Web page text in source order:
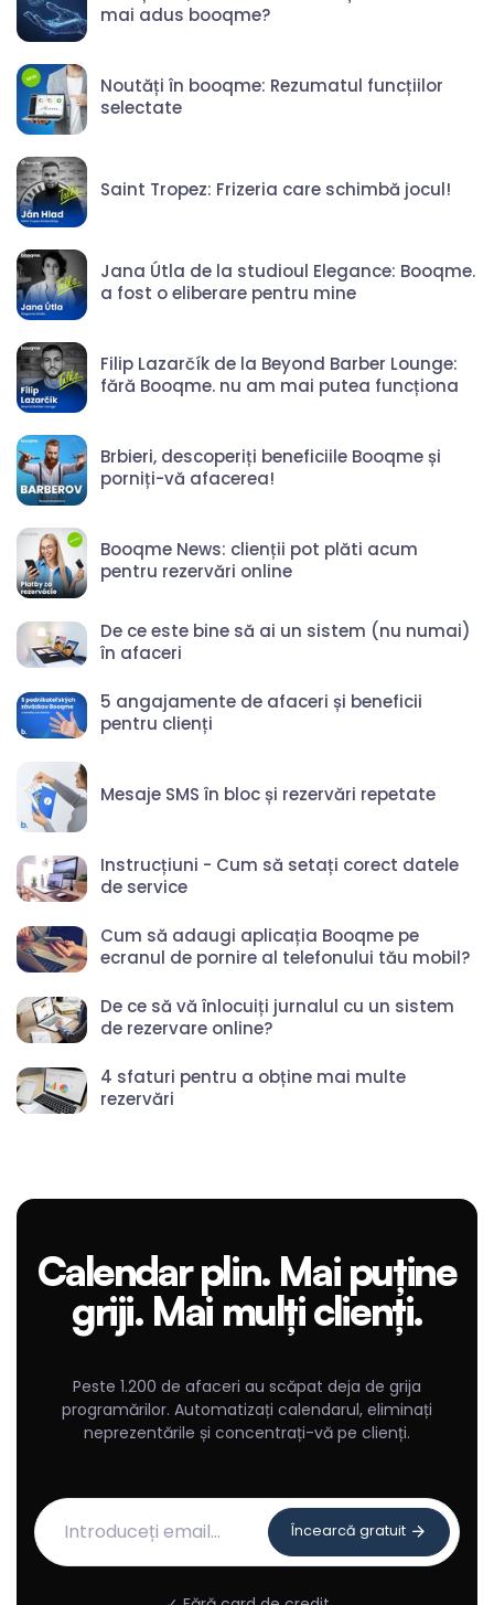
mai adus booqme?
Noutăți în booqme: Rezumatul funcțiilor
selectate
Saint Tropez: Frizeria care schimbă jocul!
Jana Útla de la studioul Elegance: Booqme.
a fost o eliberare pentru mine
Filip Lazarčík de la Beyond Barber Lounge:
fără Booqme. nu am mai putea funcționa
Brbieri, descoperiți beneficiile Booqme și
porniți-vă afacerea!
Booqme News: clienții pot plăti acum
pentru rezervări online
De ce este bine să ai un sistem (nu numai)
în afaceri
5 angajamente de afaceri și beneficii
pentru clienți
Mesaje SMS în bloc și rezervări repetate
Instrucțiuni - Cum să setați corect datele
de service
Cum să adaugi aplicația Booqme pe
ecranul de pornire al telefonului tău mobil?
De ce să vă înlocuiți jurnalul cu un sistem
de rezervare online?
4 sfaturi pentru a obține mai multe
rezervări
Calendar plin. Mai puține
griji. Mai mulți clienți.
Peste 1.200 de afaceri au scăpat deja de grija
programărilor. Automatizați calendarul, eliminați
neprezentările și concentrați-vă pe clienți.
Încearcă gratuit